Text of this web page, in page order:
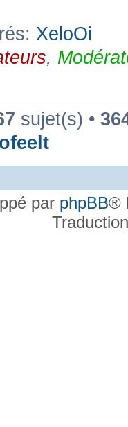
XeloOi
,
sujet(s) •
par phpBB®